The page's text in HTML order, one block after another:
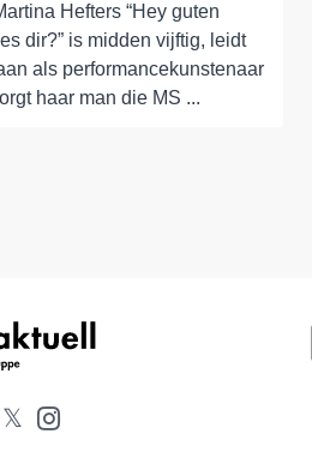
Hefters “Hey guten
dir?” is midden vijftig, leidt
als performancekunstenaar
haar man die MS ...